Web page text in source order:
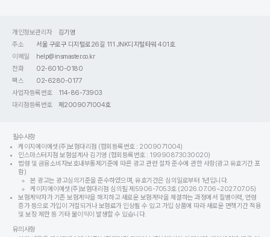
개인정보관리자
김기영
주소
서울 구로구 디지털로26길 111 JNK디지털타워 401호
이메일
help@insmaster.co.kr
전화
02-6010-0180
팩스
02-6280-0177
사업자등록번호
114-86-73903
대리점등록번호
제2009071004호
필수사항
케이지에이에셋(주)보험대리점 (협회등록번호 : 2009071004)
인스마스터지점 보험설계사 김기영 (협회등록번호 : 19990873030020)
법령 및 금융소비자보호내부통제기준에 따른 광고 관련 절차 준수에 관한 사항(광고 유효기간 포
함)
본 광고는 광고심의기준을 준수하였으며, 유효기간은 심의일로부터 1년입니다.
케이지에이에셋(주)보험대리점 심의필 제5906-7053호 (2026.07.06~2027.07.05)
보험계약자가 기존 보험계약을 해지하고 새로운 보험계약을 체결하는 과정에서 질병이력, 연령
증가 등으로 가입이 거절되거나 보험료가 인상될 수 있고 가입 상품에 따라 새로운 면책기간 적용
및 보장 제한 등 기타 불이익이 발생할 수 있습니다.
유의사항